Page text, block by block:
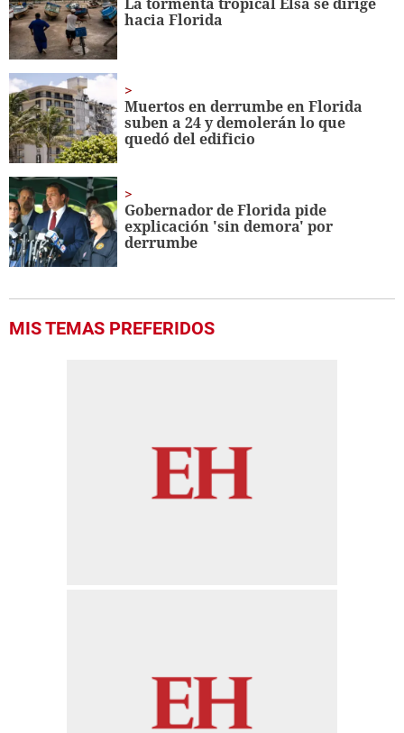
hacia Florida
Muertos en derrumbe en Florida
suben a 24 y demolerán lo que
quedó del edificio
Gobernador de Florida pide
explicación 'sin demora' por
derrumbe
MIS TEMAS PREFERIDOS